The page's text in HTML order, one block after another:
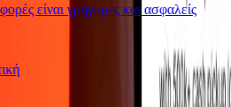
είναι γρήγορες και ασφαλείς